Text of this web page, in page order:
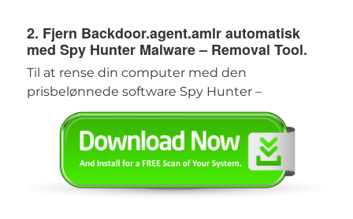
2. Fjern Backdoor.agent.amlr automatisk
med Spy Hunter Malware – Removal Tool.
Til at rense din computer med den
prisbelønnede software Spy Hunter –